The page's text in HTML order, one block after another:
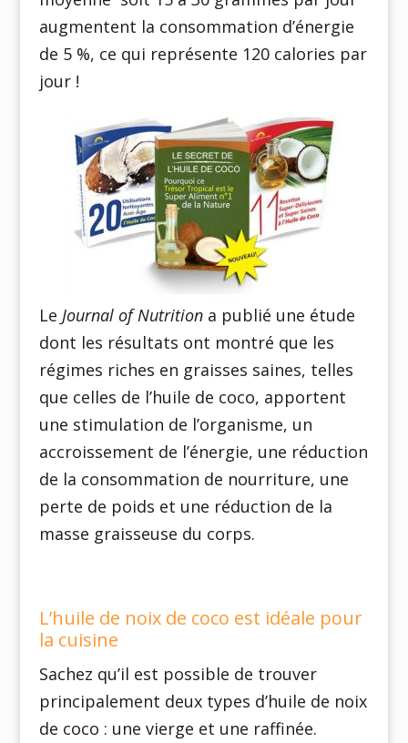
augmentent la consommation d’énergie
de 5 %, ce qui représente 120 calories par
jour !
Le Journal of Nutritiona publié une étude
dont les résultats ont montré que les
régimes riches en graisses saines, telles
que celles de l’huile de coco, apportent
une stimulation de l’organisme, un
accroissement de l’énergie, une réduction
de la consommation de nourriture, une
perte de poids et une réduction de la
masse graisseuse du corps.
L’huile de noix de coco est idéale pour
la cuisine
Sachez qu’il est possible de trouver
principalement deux types d’huile de noix
de coco : une vierge et une raffinée.